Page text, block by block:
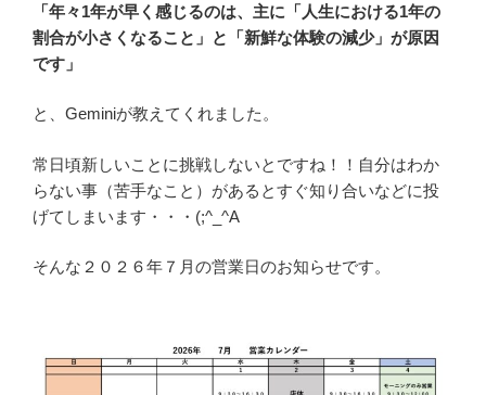
「年々1年が早く感じるのは、主に「人生における1年の
割合が小さくなること」と「新鮮な体験の減少」が原因
です」
と、Geminiが教えてくれました。
常日頃新しいことに挑戦しないとですね！！自分はわか
らない事（苦手なこと）があるとすぐ知り合いなどに投
げてしまいます・・・(;^_^A
そんな２０２６年７月の営業日のお知らせです。